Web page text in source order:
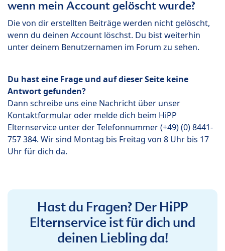
wenn mein Account gelöscht wurde?
Die von dir erstellten Beiträge werden nicht gelöscht,
wenn du deinen Account löschst. Du bist weiterhin
unter deinem Benutzernamen im Forum zu sehen.
Du hast eine Frage und auf dieser Seite keine
Antwort gefunden?
Dann schreibe uns eine Nachricht über unser
Kontaktformularoder melde dich beim HiPP
Elternservice unter der Telefonnummer (+49) (0) 8441-
757 384. Wir sind Montag bis Freitag von 8 Uhr bis 17
Uhr für dich da.
Hast du Fragen? Der HiPP
Elternservice ist für dich und
deinen Liebling da!